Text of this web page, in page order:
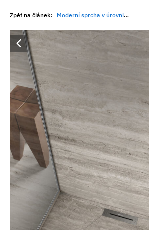
Zpět na článek: Moderní sprcha v úrovni podlahy: Kaldewei sází na design i snadné čištění